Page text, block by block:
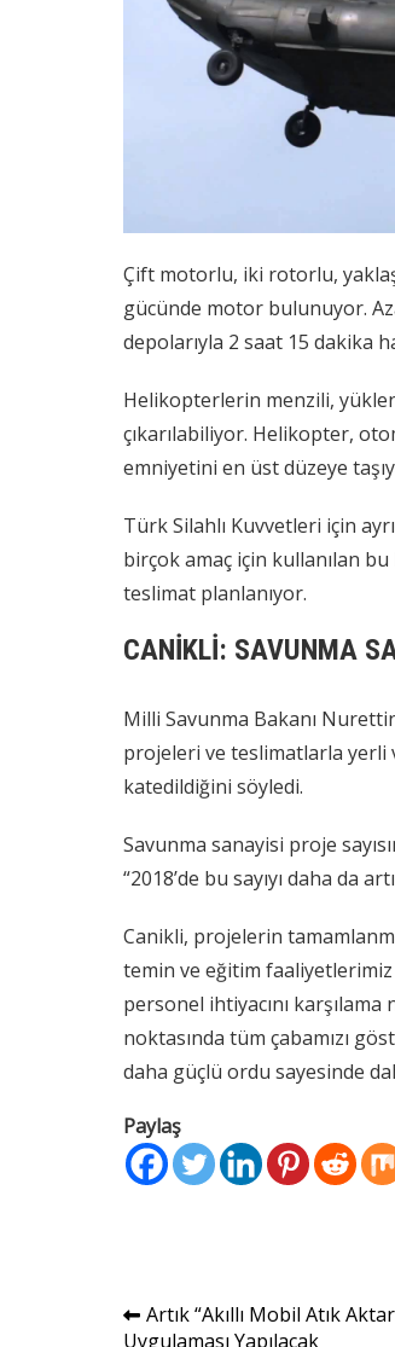
Çift motorlu, iki rotorlu,
gücünde motor bulunuyor.
depolarıyla 2 saat 15 dakika
Helikopterlerin menzili,
çıkarılabiliyor. Helikopter,
emniyetini en üst düzeye
Türk Silahlı Kuvvetleri için
birçok amaç için kullanılan
teslimat planlanıyor.
CANİKLİ: SAVUNMA
Milli Savunma Bakanı
projeleri ve teslimatlarla yerli
katedildiğini söyledi.
Savunma sanayisi proje
“2018’de bu sayıyı daha da
Canikli, projelerin
temin ve eğitim
personel ihtiyacını
noktasında tüm çabamızı
daha güçlü ordu sayesinde
Paylaş
Yazı
Artık “Akıllı Mobil Atık
Uygulaması Yapılacak